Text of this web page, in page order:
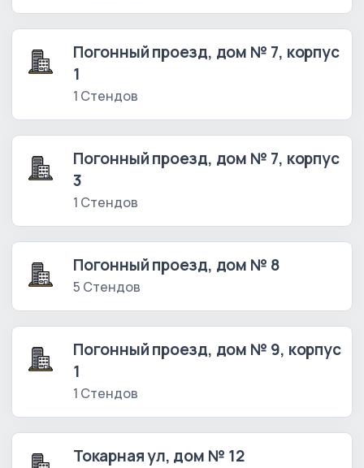
Погонный проезд, дом № 7, корпус
1
1 Стендов
Погонный проезд, дом № 7, корпус
3
1 Стендов
Погонный проезд, дом № 8
5 Стендов
Погонный проезд, дом № 9, корпус
1
1 Стендов
Токарная ул, дом № 12